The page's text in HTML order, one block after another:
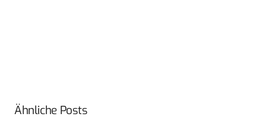
Ähnliche Posts